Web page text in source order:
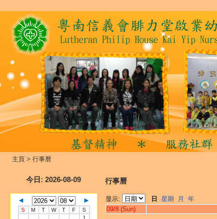
主頁 > 行事曆
今日 : 2026-08-09
S M T W T F
S
1
行事曆
显示: 日 星期 月
年
09/8 (Sun)